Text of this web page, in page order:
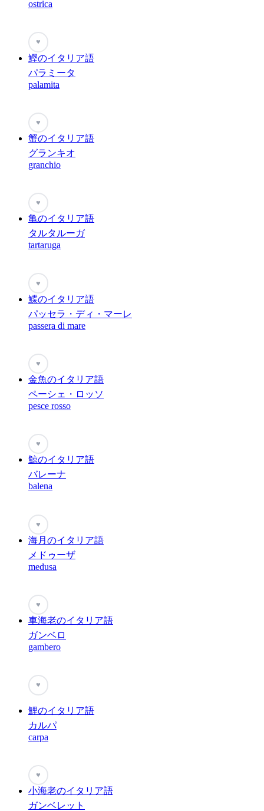
ostrica
♥
鰹のイタリア語
パラミータ
palamita
♥
蟹のイタリア語
グランキオ
granchio
♥
亀のイタリア語
タルタルーガ
tartaruga
♥
鰈のイタリア語
パッセラ・ディ・マーレ
passera di mare
♥
金魚のイタリア語
ペーシェ・ロッソ
pesce rosso
♥
鯨のイタリア語
バレーナ
balena
♥
海月のイタリア語
メドゥーザ
medusa
♥
車海老のイタリア語
ガンベロ
gambero
♥
鯉のイタリア語
カルパ
carpa
♥
小海老のイタリア語
ガンベレット